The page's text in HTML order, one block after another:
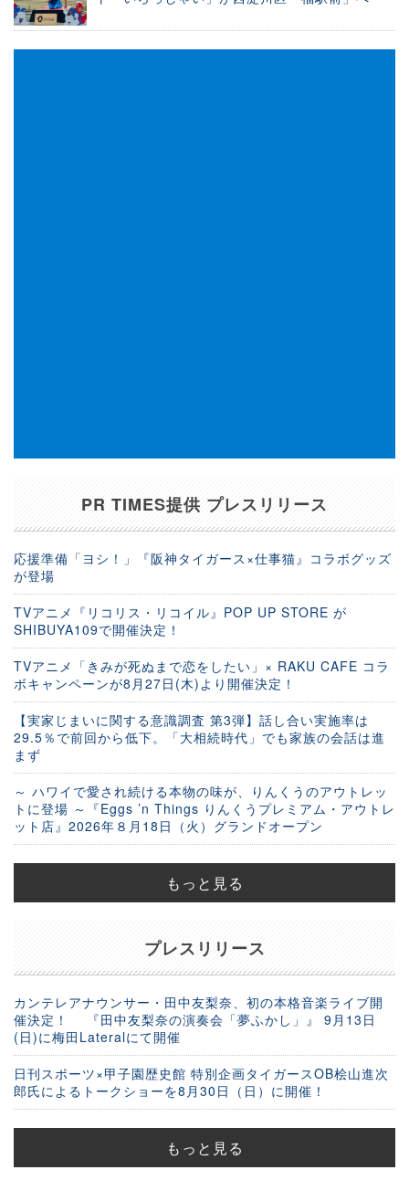
PR TIMES提供 プレスリリース
応援準備「ヨシ！」『阪神タイガース×仕事猫』コラボグッズ
が登場
TVアニメ『リコリス・リコイル』POP UP STORE が
SHIBUYA109で開催決定！
TVアニメ「きみが死ぬまで恋をしたい」× RAKU CAFE コラ
ボキャンペーンが8月27日(木)より開催決定！
【実家じまいに関する意識調査 第3弾】話し合い実施率は
29.5％で前回から低下。「大相続時代」でも家族の会話は進
まず
～ ハワイで愛され続ける本物の味が、りんくうのアウトレッ
トに登場 ～『Eggs ’n Things りんくうプレミアム・アウトレ
ット店』2026年８月18日（火）グランドオープン
もっと見る
プレスリリース
カンテレアナウンサー・田中友梨奈、初の本格音楽ライブ開
催決定！ 『田中友梨奈の演奏会「夢ふかし」』 9月13日
(日)に梅田Lateralにて開催
日刊スポーツ×甲子園歴史館 特別企画タイガースOB桧山進次
郎氏によるトークショーを8月30日（日）に開催！
もっと見る